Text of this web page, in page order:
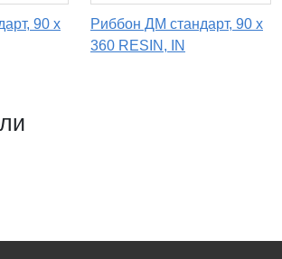
90 x
Риббон ДМ стандарт, 90 x
360 RESIN, IN